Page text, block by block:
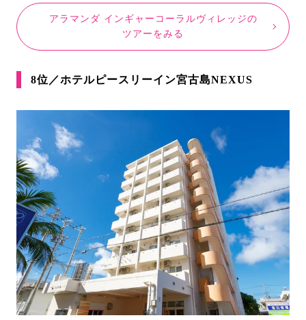
アラマンダ インギャーコーラルヴィレッジの
ツアーをみる
8位／ホテルピースリーイン宮古島NEXUS